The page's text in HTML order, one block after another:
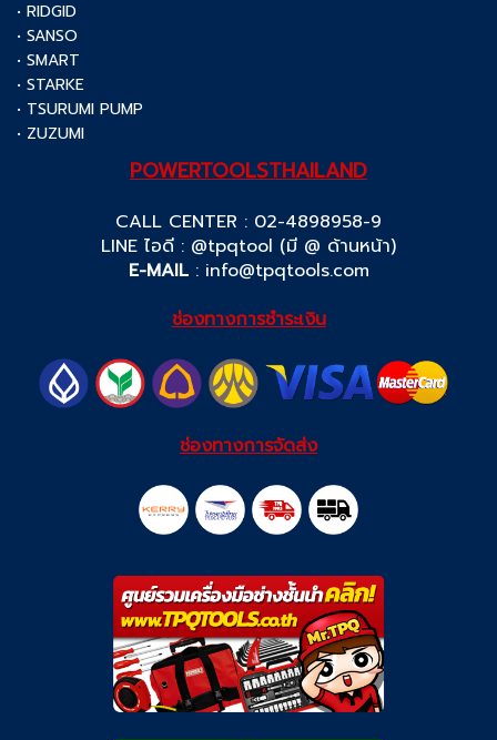
• RIDGID
• SANSO
• SMART
• STARKE
• TSURUMI PUMP
• ZUZUMI
POWERTOOLSTHAILAND
CALL CENTER : 02-4898958-9
LINE ไอดี : @tpqtool (มี @ ด้านหน้า)
E-MAIL: info@tpqtools.com
ช่องทางการชำระเงิน
ช่องทางการจัดส่ง